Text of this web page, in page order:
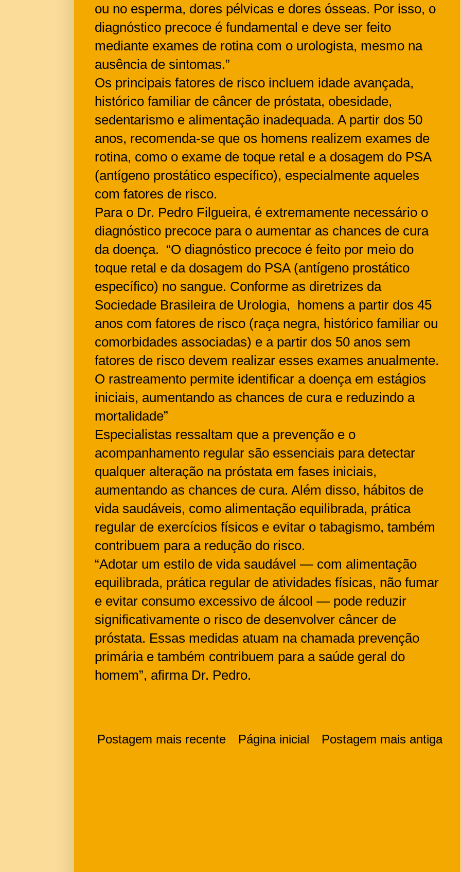
ou no esperma, dores pélvicas e dores ósseas. Por isso, o
diagnóstico precoce é fundamental e deve ser feito
mediante exames de rotina com o urologista, mesmo na
ausência de sintomas.”
Os principais fatores de risco incluem idade avançada,
histórico familiar de câncer de próstata, obesidade,
sedentarismo e alimentação inadequada. A partir dos 50
anos, recomenda-se que os homens realizem exames de
rotina, como o exame de toque retal e a dosagem do PSA
(antígeno prostático específico), especialmente aqueles
com fatores de risco.
Para o Dr. Pedro Filgueira, é extremamente necessário o
diagnóstico precoce para o aumentar as chances de cura
da doença. “O diagnóstico precoce é feito por meio do
toque retal e da dosagem do PSA (antígeno prostático
específico) no sangue. Conforme as diretrizes da
Sociedade Brasileira de Urologia, homens a partir dos 45
anos com fatores de risco (raça negra, histórico familiar ou
comorbidades associadas) e a partir dos 50 anos sem
fatores de risco devem realizar esses exames anualmente.
O rastreamento permite identificar a doença em estágios
iniciais, aumentando as chances de cura e reduzindo a
mortalidade”
Especialistas ressaltam que a prevenção e o
acompanhamento regular são essenciais para detectar
qualquer alteração na próstata em fases iniciais,
aumentando as chances de cura. Além disso, hábitos de
vida saudáveis, como alimentação equilibrada, prática
regular de exercícios físicos e evitar o tabagismo, também
contribuem para a redução do risco.
“Adotar um estilo de vida saudável — com alimentação
equilibrada, prática regular de atividades físicas, não fumar
e evitar consumo excessivo de álcool — pode reduzir
significativamente o risco de desenvolver câncer de
próstata. Essas medidas atuam na chamada prevenção
primária e também contribuem para a saúde geral do
homem”, afirma Dr. Pedro.
Postagem mais recente Postagem mais antiga
Página inicial